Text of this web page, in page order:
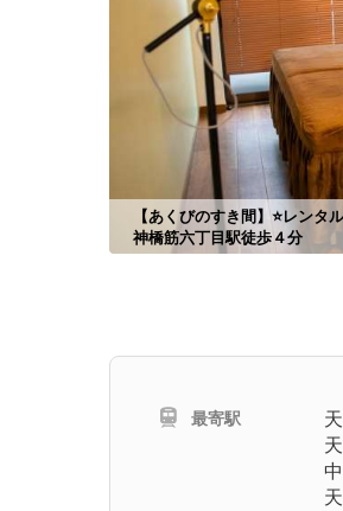
【あくびのすき間】⭐️レンタ
神橋筋六丁目駅徒歩４分
最寄駅